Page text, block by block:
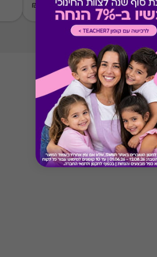
הספקים המכבדות את הגיפט
להשתנות מעת לעת.
ספק מגיפט עם ספק יחיד,
לפנות לחברה ולבקש כרטיס חלופי
החברה או לבקש החזר כספי בגין
עפ"י הסכום ששולם בפועל לחברה
₪50-₪500